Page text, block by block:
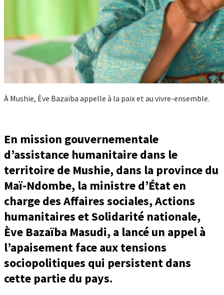
À Mushie, Ève Bazaïba appelle à la paix et au vivre-ensemble.
En mission gouvernementale
d’assistance humanitaire dans le
territoire de Mushie, dans la province du
Maï-Ndombe, la ministre d’État en
charge des Affaires sociales, Actions
humanitaires et Solidarité nationale,
Ève Bazaïba Masudi, a lancé un appel à
l’apaisement face aux tensions
sociopolitiques qui persistent dans
cette partie du pays.